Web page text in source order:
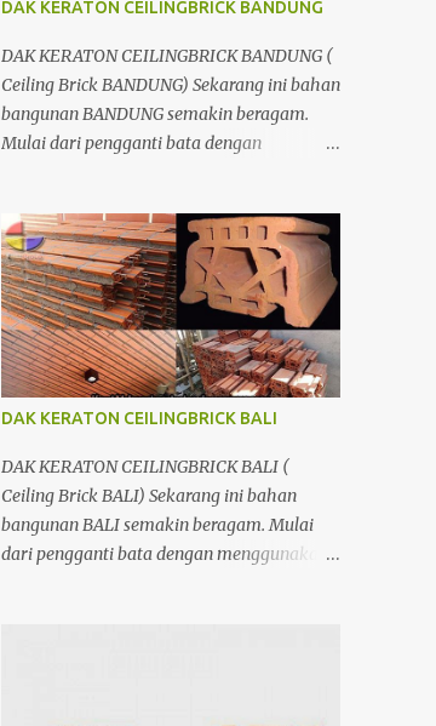
DAK KERATON CEILINGBRICK BANDUNG
DAK KERATON CEILINGBRICK BANDUNG (
Ceiling Brick BANDUNG) Sekarang ini bahan
bangunan BANDUNG semakin beragam.
Mulai dari pengganti bata dengan
ringan/panel serta untuk atap yang tidak
lagi menggunakan kayu sebagai kuda -
kuda melainkan menggunakan metal.
DAK KERATON CEILINGBRICK BALI
DAK KERATON CEILINGBRICK BALI (
Ceiling Brick BALI) Sekarang ini bahan
bangunan BALI semakin beragam. Mulai
dari pengganti bata dengan menggunakan